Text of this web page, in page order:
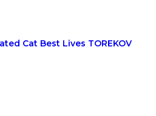
Cat Best Lives TOREKOV